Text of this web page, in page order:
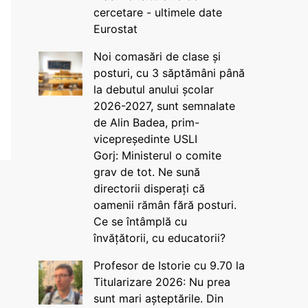
cercetare - ultimele date
Eurostat
Noi comasări de clase și
posturi, cu 3 săptămâni până
la debutul anului școlar
2026-2027, sunt semnalate
de Alin Badea, prim-
vicepreședinte USLI
Gorj: Ministerul o comite
grav de tot. Ne sună
directorii disperați că
oamenii rămân fără posturi.
Ce se întâmplă cu
învățătorii, cu educatorii?
Profesor de Istorie cu 9.70 la
Titularizare 2026: Nu prea
sunt mari așteptările. Din